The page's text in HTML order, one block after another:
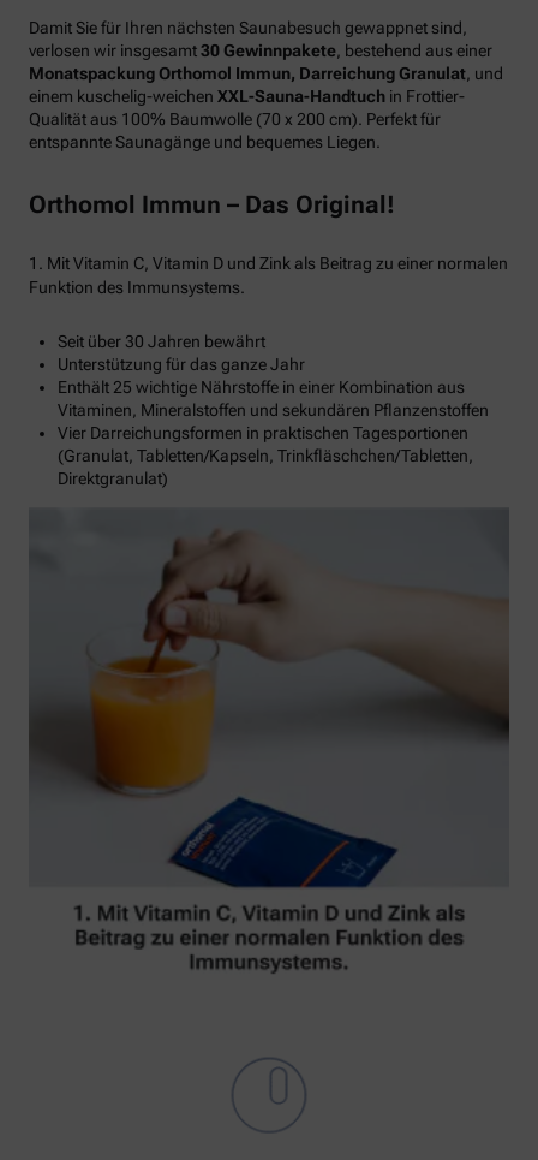
Damit Sie für Ihren nächsten Saunabesuch gewappnet sind,
verlosen wir insgesamt30 Gewinnpakete, bestehend aus einer
Monatspackung Orthomol Immun, Darreichung Granulat, und
einem kuschelig-weichen XXL-Sauna-Handtuch in Frottier-
Qualität aus 100% Baumwolle (70 x 200 cm). Perfekt für
entspannte Saunagänge und bequemes Liegen.
Orthomol Immun – Das Original!
1. Mit Vitamin C, Vitamin D und Zink als Beitrag zu einer normalen
Funktion des Immunsystems.
Seit über 30 Jahren bewährt
Unterstützung für das ganze Jahr
Enthält 25 wichtige Nährstoffe in einer Kombination aus
Vitaminen, Mineralstoffen und sekundären Pflanzenstoffen
Vier Darreichungsformen in praktischen Tagesportionen
(Granulat, Tabletten/Kapseln, Trinkfläschchen/Tabletten,
Direktgranulat)